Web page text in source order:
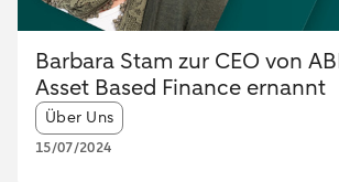
Barbara Stam zur CEO von
Asset Based Finance ernannt
Article tags:
Über Uns
15/07/2024